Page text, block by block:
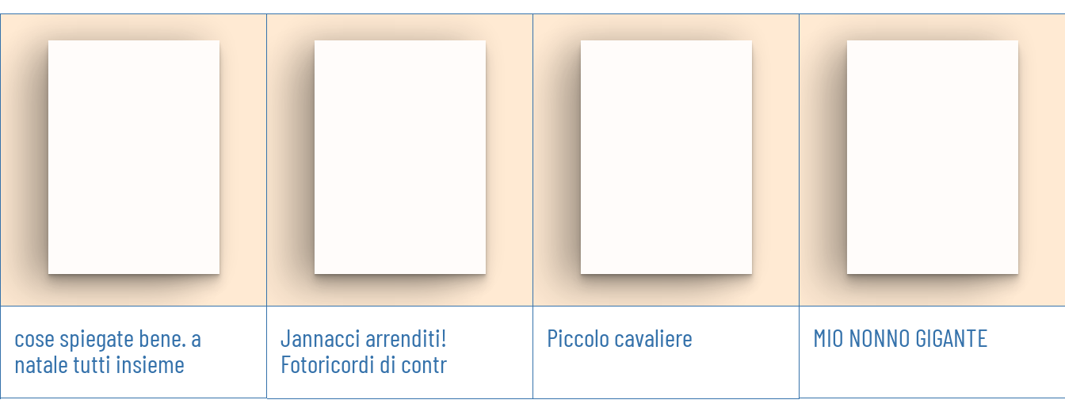
cose spiegate bene. a
natale tutti insieme
Jannacci arrenditi!
Fotoricordi di contr
Piccolo cavaliere MIO NONNO GIGANTE